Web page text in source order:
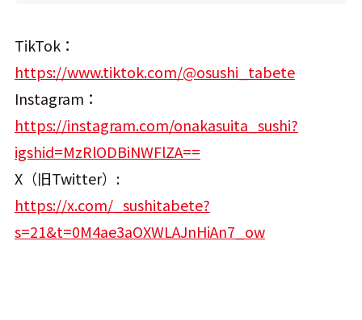
TikTok：
https://www.tiktok.com/@osushi_tabete
Instagram：
https://instagram.com/onakasuita_sushi?
igshid=MzRlODBiNWFlZA==
X（旧Twitter）:
https://x.com/_sushitabete?
s=21&t=0M4ae3aOXWLAJnHiAn7_ow